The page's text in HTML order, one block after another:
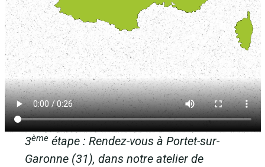
3ème étape : Rendez-vous à Portet-sur-
Garonne (31), dans notre atelier de